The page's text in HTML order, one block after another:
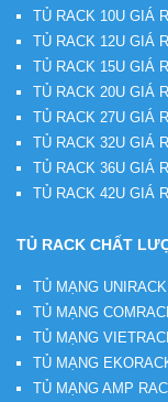
TỦ RACK 10U GIÁ
TỦ RACK 12U GIÁ
TỦ RACK 15U GIÁ
TỦ RACK 20U GIÁ
TỦ RACK 27U GIÁ
TỦ RACK 32U GIÁ
TỦ RACK 36U GIÁ
TỦ RACK 42U GIÁ
TỦ RACK CHẤT
TỦ MẠNG UNIRACK
TỦ MẠNG
TỦ MẠNG
TỦ MẠNG
TỦ MẠNG AMP